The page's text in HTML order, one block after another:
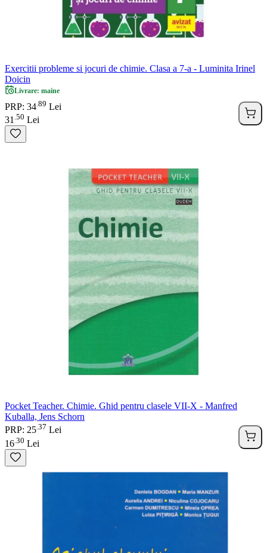
Exercitii probleme si jocuri de chimie. Clasa a 7-a - Luminita Irinel
Doicin
Livrare: maine
PRP: 34 89 Lei
31 50 Lei
Pocket Teacher. Chimie. Ghid pentru clasele VII-X - Manfred
Kuballa, Jens Schorn
PRP: 25 37 Lei
16 30 Lei